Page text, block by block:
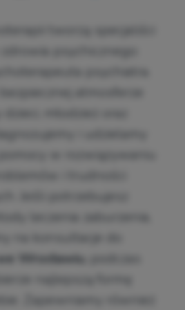
tworzą specjaliści
psychiatra.
atmosferze
i udzielamy
w rozwiązywaniu
Jeśli potrzebujesz
na konsultacje do
Wrocławiu
najlepszą formę
Zapewniamy również